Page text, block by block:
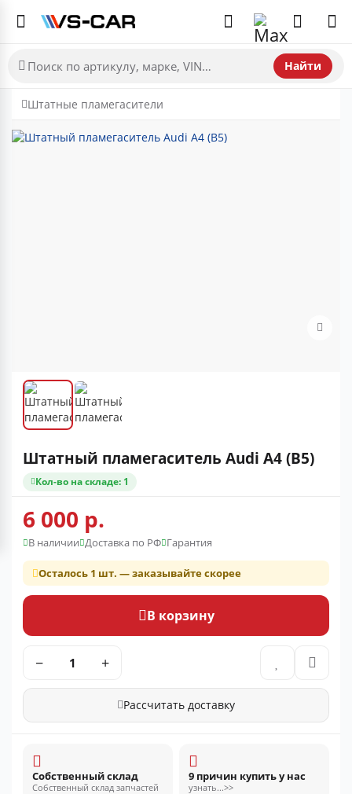
Найти
Штатные пламегасители
Штатный пламегаситель Audi A4 (B5)
Кол-во на складе: 1
6 000 р.
В наличии Доставка по РФ Гарантия
Осталось 1 шт. — заказывайте скорее
В корзину
− +
Рассчитать доставку
Собственный склад
Собственный склад запчастей
9 причин купить у нас
узнать...>>